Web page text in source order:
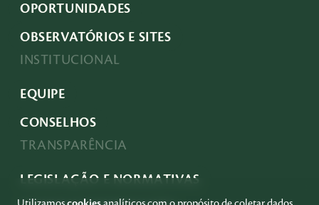
OPORTUNIDADES
OBSERVATÓRIOS E SITES
INSTITUCIONAL
EQUIPE
CONSELHOS
TRANSPARÊNCIA
LEGISLAÇÃO E NORMATIVAS